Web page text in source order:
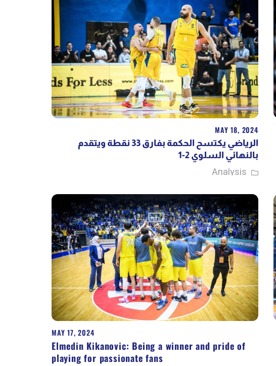
MAY 18, 2024
الرياضي يكتسح الحكمة بفارق 33 نقطة ويتقدم
بالنهائي السلوي 2-1
Analysis
MAY 17, 2024
Elmedin Kikanovic: Being a winner and pride of
playing for passionate fans